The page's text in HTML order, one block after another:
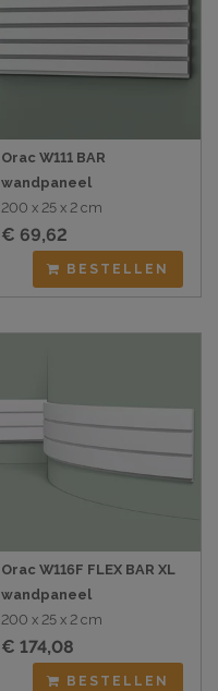
Orac W111 BAR
wandpaneel
200 x 25 x 2 cm
€ 69,62
BESTELLEN
Orac W116F FLEX BAR XL
wandpaneel
200 x 25 x 2 cm
€ 174,08
BESTELLEN